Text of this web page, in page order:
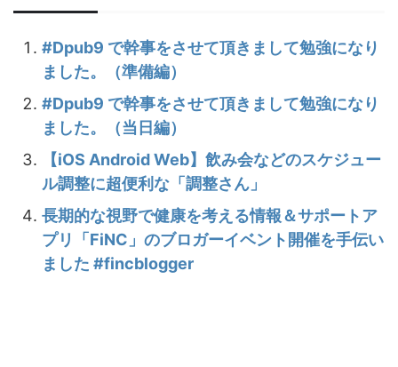
#Dpub9 で幹事をさせて頂きまして勉強になり
ました。（準備編）
#Dpub9 で幹事をさせて頂きまして勉強になり
ました。（当日編）
【iOS Android Web】飲み会などのスケジュー
ル調整に超便利な「調整さん」
長期的な視野で健康を考える情報＆サポートア
プリ「FiNC」のブロガーイベント開催を手伝い
ました #fincblogger